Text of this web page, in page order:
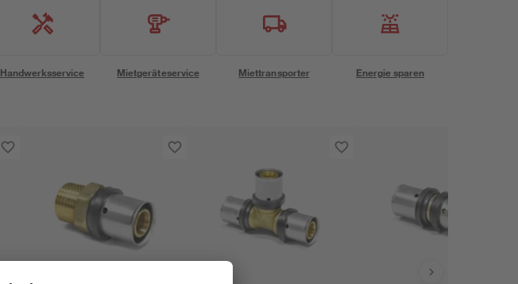
Handwerksservice Mietgeräteservice Miettransporter Energie sparen